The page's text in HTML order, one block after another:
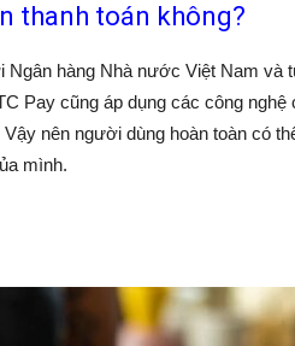
thanh toán không?
hàng Nhà nước Việt Nam và
Pay cũng áp dụng các công
nên người dùng hoàn toàn có
mình.